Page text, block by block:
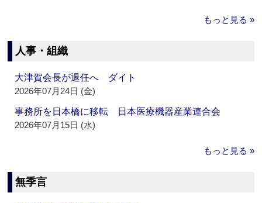
もっと見る »
人事・組織
大津賀会長が退任へ ダイト
2026年07月24日 (金)
事務所を日本橋に移転 日本医療機器産業連合会
2026年07月15日 (水)
もっと見る »
無季言